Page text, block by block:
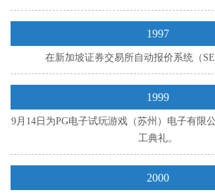
1997
在新加坡证券交易所自动报价系统（
1999
9月14日为PG电子试玩游戏（苏州）电子有限
工典礼。
2000